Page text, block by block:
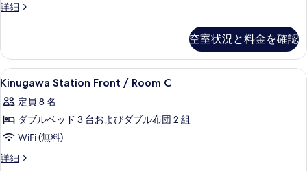
表
す
る
べ
て
の
写
真
を
表
詳細
Kinugawa
Room
A
の
細
空室状況と料金を確認
Kinugawa
Station
Front
/
Room
C
2 室のベッドルーム、デスク、防音設
30
Kinugawa Station Front / Room C
定員 8 名
ダブルベッド 3 台およびダブル布団 2 組
WiFi (無料)
詳細
Kinugawa